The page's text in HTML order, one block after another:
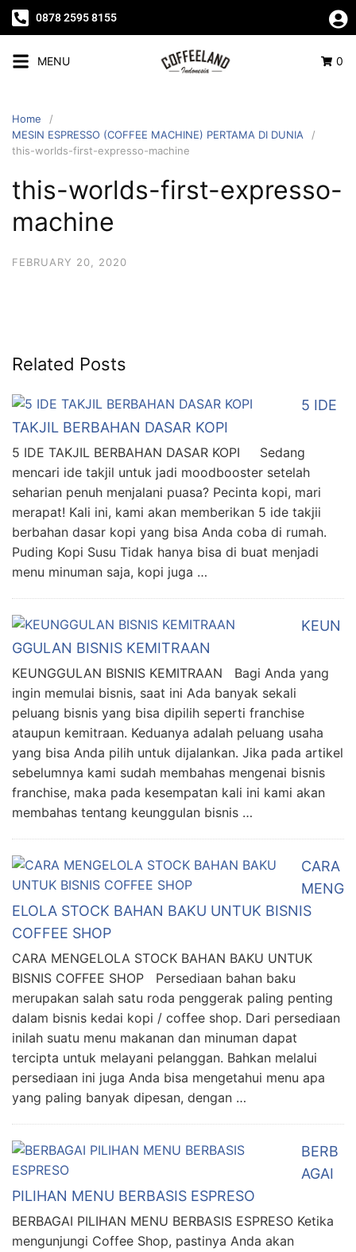
0878 2595 8155
MENU 0
Home
MESIN ESPRESSO (COFFEE MACHINE) PERTAMA DI DUNIA
this-worlds-first-expresso-machine
this-worlds-first-expresso-
machine
FEBRUARY 20, 2020
Related Posts
5 IDE
TAKJIL BERBAHAN DASAR KOPI
5 IDE TAKJIL BERBAHAN DASAR KOPI Sedang
mencari ide takjil untuk jadi moodbooster setelah
seharian penuh menjalani puasa? Pecinta kopi, mari
merapat! Kali ini, kami akan memberikan 5 ide takjii
berbahan dasar kopi yang bisa Anda coba di rumah.
Puding Kopi Susu Tidak hanya bisa di buat menjadi
menu minuman saja, kopi juga …
KEUN
GGULAN BISNIS KEMITRAAN
KEUNGGULAN BISNIS KEMITRAAN Bagi Anda yang
ingin memulai bisnis, saat ini Ada banyak sekali
peluang bisnis yang bisa dipilih seperti franchise
ataupun kemitraan. Keduanya adalah peluang usaha
yang bisa Anda pilih untuk dijalankan. Jika pada artikel
sebelumnya kami sudah membahas mengenai bisnis
franchise, maka pada kesempatan kali ini kami akan
membahas tentang keunggulan bisnis …
CARA
MENG
ELOLA STOCK BAHAN BAKU UNTUK BISNIS
COFFEE SHOP
CARA MENGELOLA STOCK BAHAN BAKU UNTUK
BISNIS COFFEE SHOP Persediaan bahan baku
merupakan salah satu roda penggerak paling penting
dalam bisnis kedai kopi / coffee shop. Dari persediaan
inilah suatu menu makanan dan minuman dapat
tercipta untuk melayani pelanggan. Bahkan melalui
persediaan ini juga Anda bisa mengetahui menu apa
yang paling banyak dipesan, dengan …
BERB
AGAI
PILIHAN MENU BERBASIS ESPRESO
BERBAGAI PILIHAN MENU BERBASIS ESPRESO Ketika
mengunjungi Coffee Shop, pastinya Anda akan